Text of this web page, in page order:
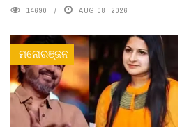
14690 AUG 08, 2026
ମନୋରଞ୍ଜନ